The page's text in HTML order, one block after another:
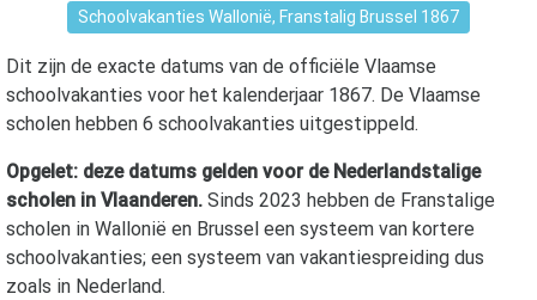
Schoolvakanties Wallonië, Franstalig Brussel 1867
Dit zijn de exacte datums van de officiële Vlaamse
schoolvakanties voor het kalenderjaar 1867. De Vlaamse
scholen hebben 6 schoolvakanties uitgestippeld.
Opgelet: deze datums gelden voor de Nederlandstalige
scholen in Vlaanderen. Sinds 2023 hebben de Franstalige
scholen in Wallonië en Brussel een systeem van kortere
schoolvakanties; een systeem van vakantiespreiding dus
zoals in Nederland.